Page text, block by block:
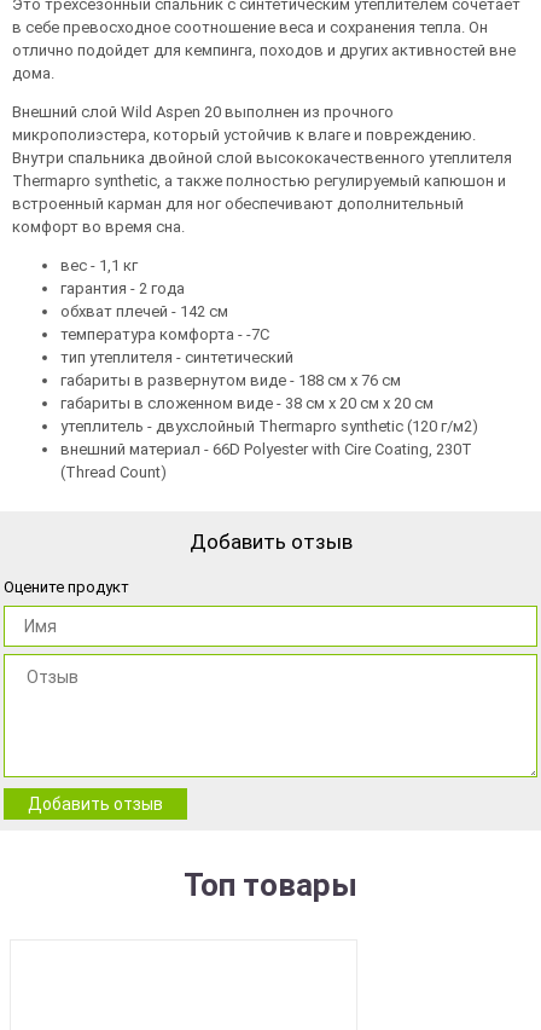
Это трехсезонный спальник с синтетическим утеплителем сочетает
в себе превосходное соотношение веса и сохранения тепла. Он
отлично подойдет для кемпинга, походов и других активностей вне
дома.
Внешний слой Wild Aspen 20 выполнен из прочного
микрополиэстера, который устойчив к влаге и повреждению.
Внутри спальника двойной слой высококачественного утеплителя
Thermapro synthetic, а также полностью регулируемый капюшон и
встроенный карман для ног обеспечивают дополнительный
комфорт во время сна.
вес - 1,1 кг
гарантия - 2 года
обхват плечей - 142 см
температура комфорта - -7C
тип утеплителя - синтетический
габариты в развернутом виде - 188 см х 76 см
габариты в сложенном виде - 38 см х 20 см х 20 см
утеплитель - двухслойный Thermapro synthetic (120 г/м2)
внешний материал - 66D Polyester with Cire Coating, 230T
(Thread Count)
Добавить отзыв
Оцените продукт
Добавить отзыв
Топ товары